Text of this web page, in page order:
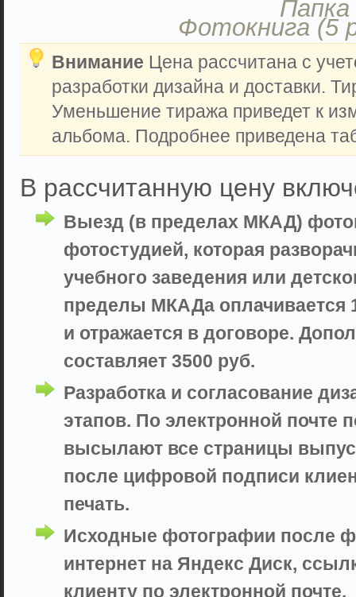
Фотокнига (5
Внимание Цена рассчитана с
разработки дизайна и доставки.
Уменьшение тиража приведет к
альбома. Подробнее приведена
В рассчитанную цену
Выезд (в пределах МКАД)
фотостудией, которая
учебного заведения или
пределы МКАДа оплачивается
и отражается в договоре.
составляет 3500 руб.
Разработка и согласование
этапов. По электронной почте
высылают все страницы
после цифровой подписи
печать.
Исходные фотографии после
интернет на Яндекс Диск,
клиенту по электронной почте.